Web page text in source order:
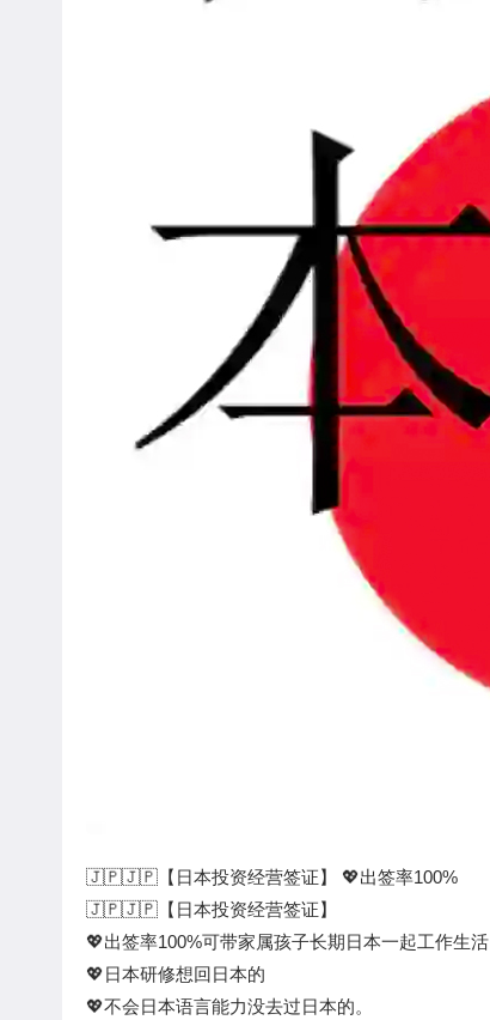
🇯🇵🇯🇵【日本投资经营签证】 💖出签率100%
🇯🇵🇯🇵【日本投资经营签证】
💖出签率100%可带家属孩子长期日本一起工作生活
💖日本研修想回日本的
💖不会日本语言能力没去过日本的。